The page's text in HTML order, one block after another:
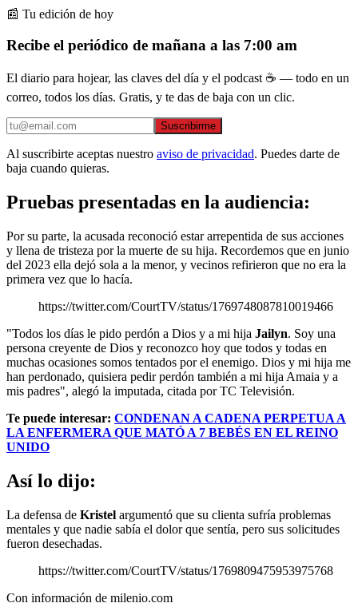
📰 Tu edición de hoy
Recibe el periódico de mañana a las 7:00 am
El diario para hojear, las claves del día y el podcast ☕ — todo en un
correo, todos los días. Gratis, y te das de baja con un clic.
Suscribirme
Al suscribirte aceptas nuestro aviso de privacidad. Puedes darte de
baja cuando quieras.
Pruebas presentadas en la audiencia:
Por su parte, la acusada reconoció estar arrepentida de sus acciones
y llena de tristeza por la muerte de su hija. Recordemos que en junio
del 2023 ella dejó sola a la menor, y vecinos refirieron que no era la
primera vez que lo hacía.
https://twitter.com/CourtTV/status/1769748087810019466
"Todos los días le pido perdón a Dios y a mi hija Jailyn. Soy una
persona creyente de Dios y reconozco hoy que todos y todas en
muchas ocasiones somos tentados por el enemigo. Dios y mi hija me
han perdonado, quisiera pedir perdón también a mi hija Amaia y a
mis padres", alegó la imputada, citada por TC Televisión.
Te puede interesar: CONDENAN A CADENA PERPETUA A
LA ENFERMERA QUE MATÓ A 7 BEBÉS EN EL REINO
UNIDO
Así lo dijo:
La defensa de Kristel argumentó que su clienta sufría problemas
mentales y que nadie sabía el dolor que sentía, pero sus solicitudes
fueron desechadas.
https://twitter.com/CourtTV/status/1769809475953975768
Con información de milenio.com